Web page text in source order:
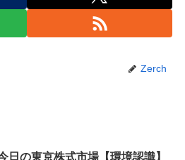
Zerch
日の東京株式市場【環境認識】